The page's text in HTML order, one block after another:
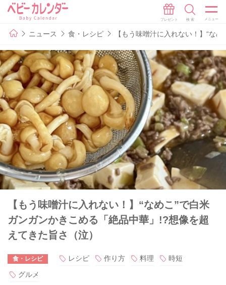
ニュース 食・レシピ 【もう味噌汁に入れない！】“な
【もう味噌汁に入れない！】“なめこ”で白米
ガンガンかきこめる「絶品中華」!?想像を超
えてきた旨さ（泣）
食・レシピ レシピ 作り方 料理
時短
グルメ